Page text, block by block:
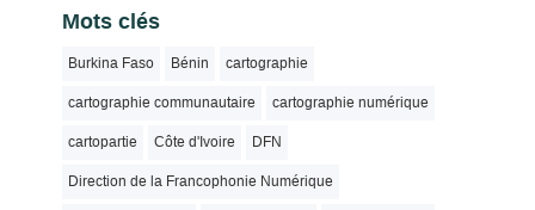
Mots clés
Burkina Faso Bénin cartographie
cartographie communautaire cartographie numérique
cartopartie Côte d'Ivoire DFN
Direction de la Francophonie Numérique